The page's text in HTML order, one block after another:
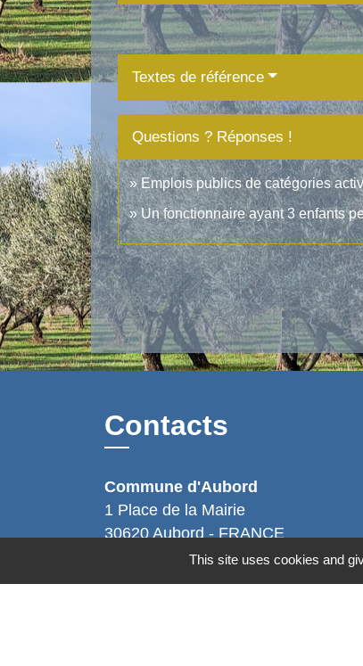
Textes de référence
Questions ? Réponses !
Emplois publics de catégories
Un fonctionnaire ayant 3 enfants
Contacts
Commune d'Aubord
1 Place de la Mairie
30620 Aubord - FRANCE
+33 4 66 71 12 65
Contact par formulaire
This site uses cookies and